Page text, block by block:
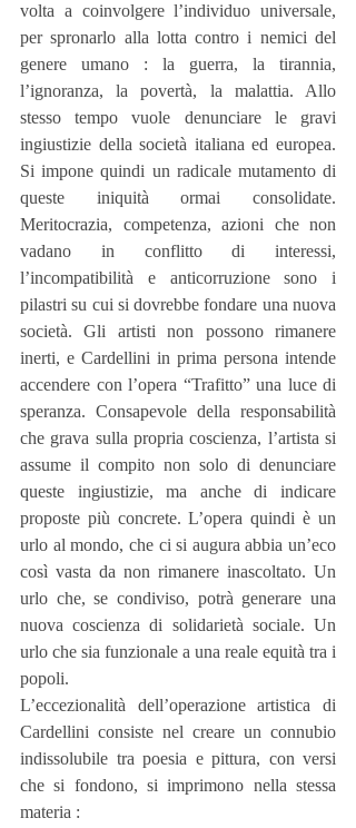
volta a coinvolgere l’individuo universale,
per spronarlo alla lotta contro i nemici del
genere umano : la guerra, la tirannia,
l’ignoranza, la povertà, la malattia. Allo
stesso tempo vuole denunciare le gravi
ingiustizie della società italiana ed europea.
Si impone quindi un radicale mutamento di
queste iniquità ormai consolidate.
Meritocrazia, competenza, azioni che non
vadano in conflitto di interessi,
l’incompatibilità e anticorruzione sono i
pilastri su cui si dovrebbe fondare una nuova
società. Gli artisti non possono rimanere
inerti, e Cardellini in prima persona intende
accendere con l’opera “Trafitto” una luce di
speranza. Consapevole della responsabilità
che grava sulla propria coscienza, l’artista si
assume il compito non solo di denunciare
queste ingiustizie, ma anche di indicare
proposte più concrete. L’opera quindi è un
urlo al mondo, che ci si augura abbia un’eco
così vasta da non rimanere inascoltato. Un
urlo che, se condiviso, potrà generare una
nuova coscienza di solidarietà sociale. Un
urlo che sia funzionale a una reale equità tra i
popoli.
L’eccezionalità dell’operazione artistica di
Cardellini consiste nel creare un connubio
indissolubile tra poesia e pittura, con versi
che si fondono, si imprimono nella stessa
materia :